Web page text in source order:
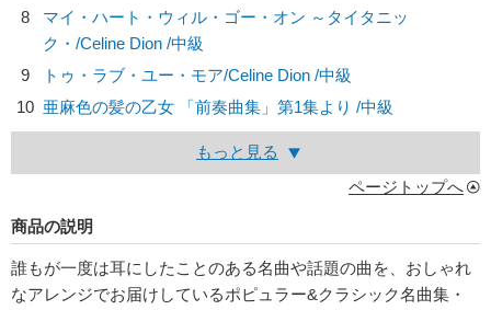
8
マイ・ハート・ウィル・ゴー・オン ～タイタニッ
ク・/Celine Dion /中級
9
トゥ・ラブ・ユー・モア/Celine Dion /中級
10 亜麻色の髪の乙女 「前奏曲集」第1集より /中級
もっと見る
ページトップへ
商品の説明
誰もが一度は耳にしたことのある名曲や話題の曲を、おしゃれ
なアレンジでお届けしているポピュラー&クラシック名曲集・